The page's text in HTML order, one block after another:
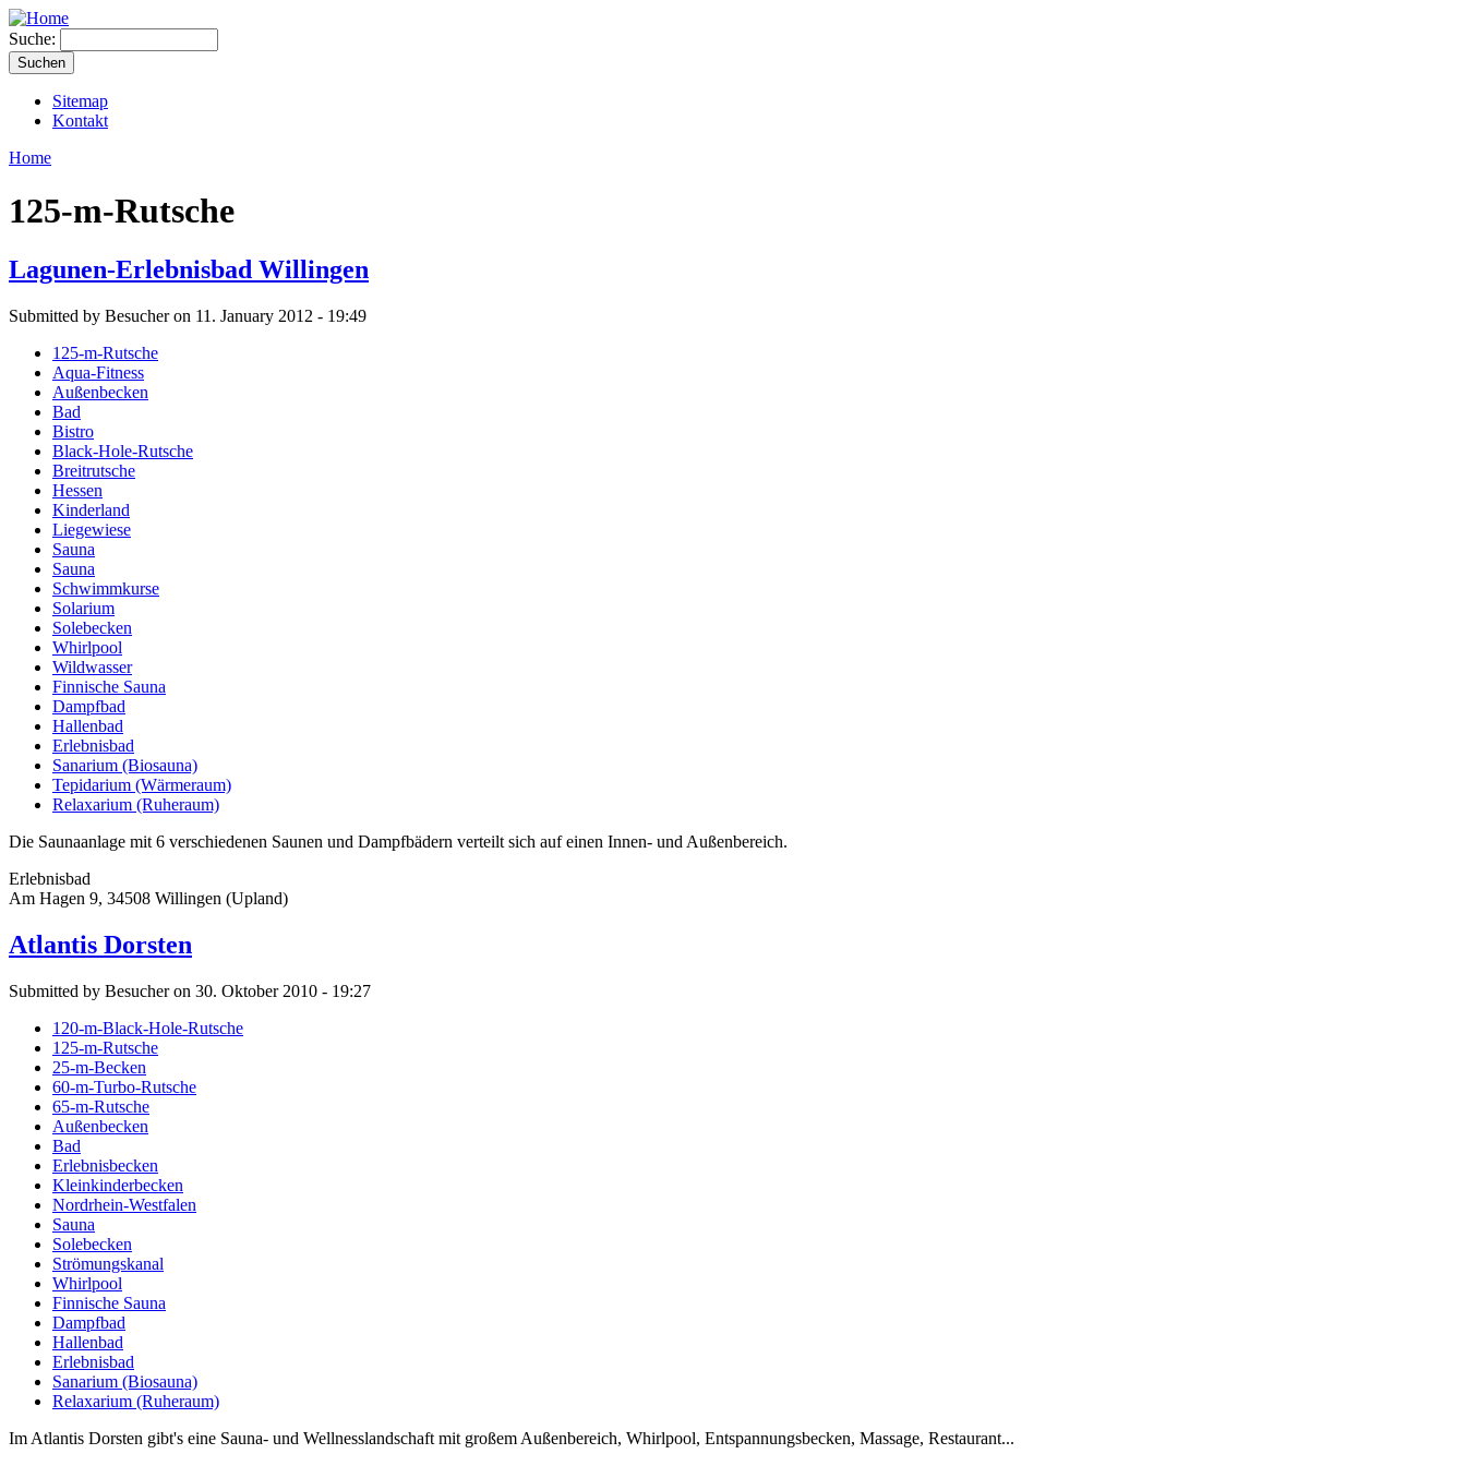
Suche:
Sitemap
Kontakt
Home
125-m-Rutsche
Lagunen-Erlebnisbad Willingen
Submitted by Besucher on 11. January 2012 - 19:49
125-m-Rutsche
Aqua-Fitness
Außenbecken
Bad
Bistro
Black-Hole-Rutsche
Breitrutsche
Hessen
Kinderland
Liegewiese
Sauna
Sauna
Schwimmkurse
Solarium
Solebecken
Whirlpool
Wildwasser
Finnische Sauna
Dampfbad
Hallenbad
Erlebnisbad
Sanarium (Biosauna)
Tepidarium (Wärmeraum)
Relaxarium (Ruheraum)
Die Saunaanlage mit 6 verschiedenen Saunen und Dampfbädern verteilt sich auf einen Innen- und Außenbereich.
Erlebnisbad
Am Hagen 9, 34508 Willingen (Upland)
Atlantis Dorsten
Submitted by Besucher on 30. Oktober 2010 - 19:27
120-m-Black-Hole-Rutsche
125-m-Rutsche
25-m-Becken
60-m-Turbo-Rutsche
65-m-Rutsche
Außenbecken
Bad
Erlebnisbecken
Kleinkinderbecken
Nordrhein-Westfalen
Sauna
Solebecken
Strömungskanal
Whirlpool
Finnische Sauna
Dampfbad
Hallenbad
Erlebnisbad
Sanarium (Biosauna)
Relaxarium (Ruheraum)
Im Atlantis Dorsten gibt's eine Sauna- und Wellnesslandschaft mit großem Außenbereich, Whirlpool, Entspannungsbecken, Massage, Restaurant...